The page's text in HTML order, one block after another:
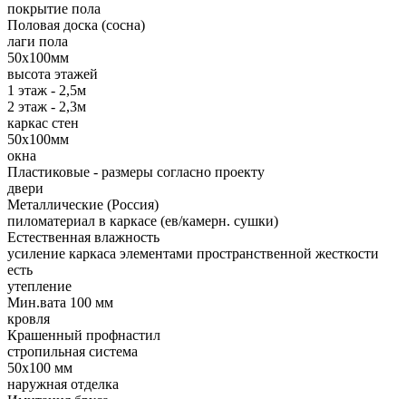
покрытие пола
Половая доска (сосна)
лаги пола
50х100мм
высота этажей
1 этаж - 2,5м
2 этаж - 2,3м
каркас стен
50х100мм
окна
Пластиковые - размеры согласно проекту
двери
Металлические (Россия)
пиломатериал в каркасе (ев/камерн. сушки)
Естественная влажность
усиление каркаса элементами пространственной жесткости
есть
утепление
Мин.вата 100 мм
кровля
Крашенный профнастил
стропильная система
50х100 мм
наружная отделка